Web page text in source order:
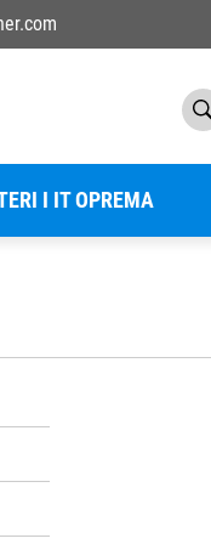
I IT OPREMA